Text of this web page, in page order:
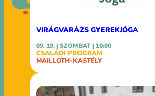
VIRÁGVARÁZS GYEREKJÓGA
09. 19. | SZOMBAT | 10:00
CSALÁDI PROGRAM
MAILLOTH-KASTÉLY